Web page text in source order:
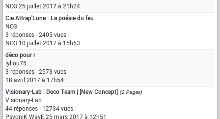
NO3 25 juillet 2017 à 21h24
Cie Attrap'Lune - La poésie du feu
NO3
3 réponses - 2405 vues
NO3 10 juillet 2017 à 15h53
déco pour r
lyllou75
3 réponses - 2573 vues
18 avril 2017 à 17h54
Visionary-Lab . Deco Team | [New Concept] (2 Pages)
Visionary-Lab
44 réponses - 12734 vues
PsyoniK WavE25 mars 2017 à 12h51